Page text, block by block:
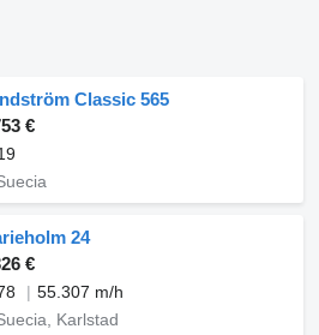
Classic 565
€
24
€
55.307 m/h
Karlstad